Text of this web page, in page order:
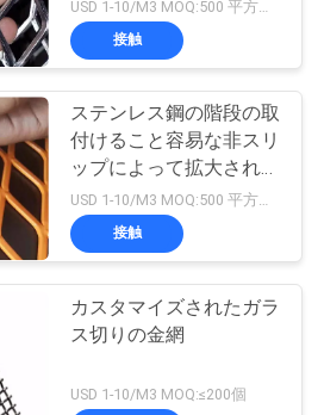
接触
ステンレス鋼の階段の取
付けること容易な非スリ
ップによって拡大される
金属線の網
USD 1-10/M3 MOQ:500 平方メートル
接触
カスタマイズされたガラ
ス切りの金網
USD 1-10/M3 MOQ:≤200個